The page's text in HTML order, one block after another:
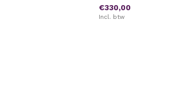
€330,00
Incl. btw